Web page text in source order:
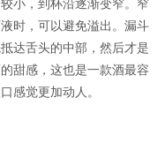
小，到杯沿逐渐变窄。窄
时，可以避免溢出。漏斗
达舌头的中部，然后才是
甜感，这也是一款酒最容
感觉更加动人。